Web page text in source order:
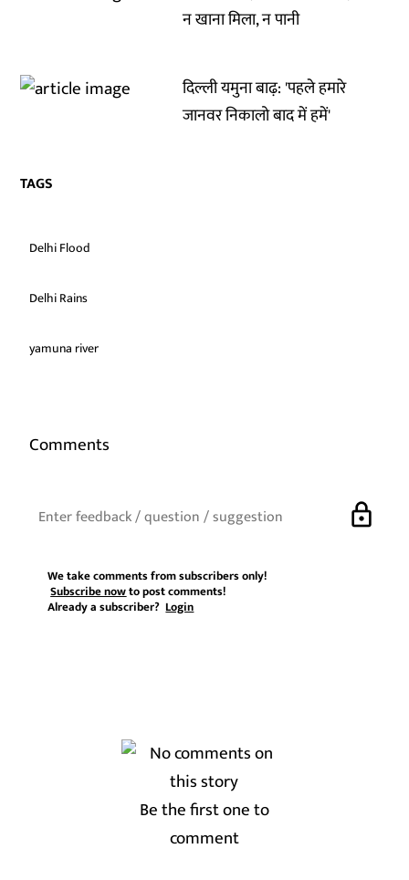
न खाना मिला, न पानी
दिल्ली यमुना बाढ़: 'पहले हमारे
जानवर निकालो बाद में हमें'
TAGS
Delhi Flood
Delhi Rains
yamuna river
Comments
lock
We take comments from subscribers only!
Subscribe nowto post comments!
Already a subscriber?Login
Be the first one to
comment